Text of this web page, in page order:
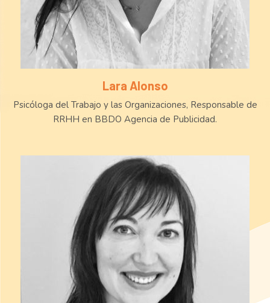
Lara Alonso
Psicóloga del Trabajo y las Organizaciones, Responsable de
RRHH en BBDO Agencia de Publicidad.